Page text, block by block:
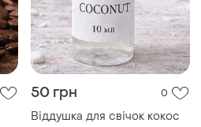
50 грн 0
Віддушка для свічок кокос